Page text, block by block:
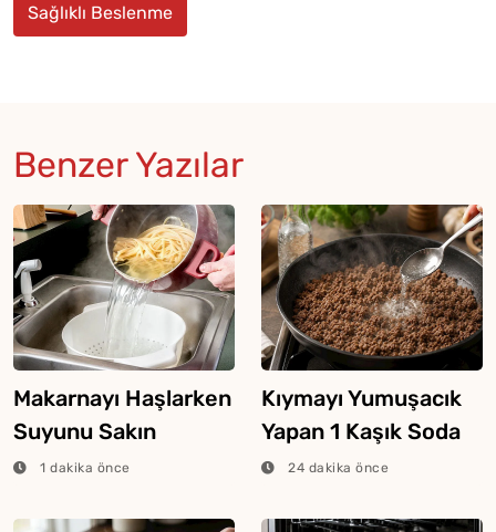
Sağlıklı Beslenme
Benzer Yazılar
Makarnayı Haşlarken
Suyunu Sakın
Dökmeyin
1 dakika önce
Kıymayı Yumuşacık
Yapan 1 Kaşık Soda
Yöntemi
24 dakika önce